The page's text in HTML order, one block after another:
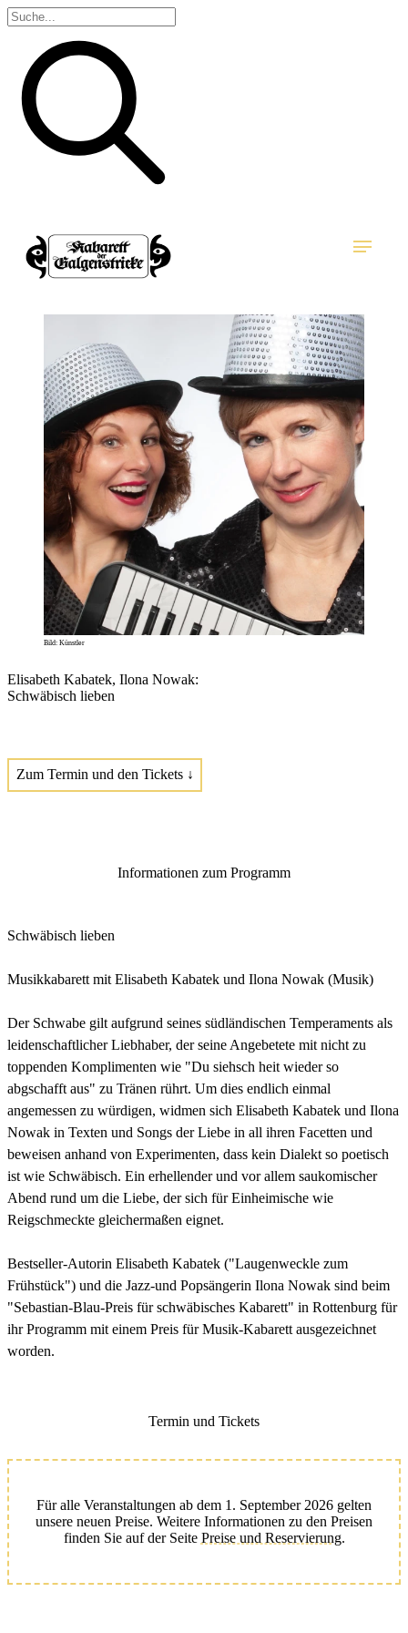
Bild: Künstler
Elisabeth Kabatek, Ilona Nowak:
Schwäbisch lieben
Zum Termin und den Tickets ↓
Informationen zum Programm
Schwäbisch lieben
Musikkabarett mit Elisabeth Kabatek und Ilona Nowak (Musik)
Der Schwabe gilt aufgrund seines südländischen Temperaments als
leidenschaftlicher Liebhaber, der seine Angebetete mit nicht zu
toppenden Komplimenten wie "Du siehsch heit wieder so
abgschafft aus" zu Tränen rührt. Um dies endlich einmal
angemessen zu würdigen, widmen sich Elisabeth Kabatek und Ilona
Nowak in Texten und Songs der Liebe in all ihren Facetten und
beweisen anhand von Experimenten, dass kein Dialekt so poetisch
ist wie Schwäbisch. Ein erhellender und vor allem saukomischer
Abend rund um die Liebe, der sich für Einheimische wie
Reigschmeckte gleichermaßen eignet.
Bestseller-Autorin Elisabeth Kabatek ("Laugenweckle zum
Frühstück") und die Jazz-und Popsängerin Ilona Nowak sind beim
"Sebastian-Blau-Preis für schwäbisches Kabarett" in Rottenburg für
ihr Programm mit einem Preis für Musik-Kabarett ausgezeichnet
worden.
Termin und Tickets
Für alle Veranstaltungen ab dem 1. September 2026 gelten
unsere neuen Preise. Weitere Informationen zu den Preisen
finden Sie auf der Seite Preise und Reservierung.